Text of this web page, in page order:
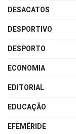
DESACATOS
DESPORTIVO
DESPORTO
ECONOMIA
EDITORIAL
EDUCAÇÃO
EFEMÉRIDE